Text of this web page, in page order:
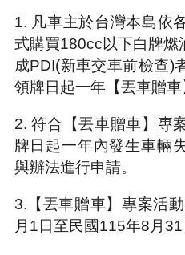
1. 凡車主於台灣本島依
式購買180cc以下白牌燃
成PDI(新車交車前檢查)
領牌日起一年【丟車贈車
2. 符合【丟車贈車】專
牌日起一年內發生車輛
與辦法進行申請。
3.【丟車贈車】專案活
月1日至民國115年8月31